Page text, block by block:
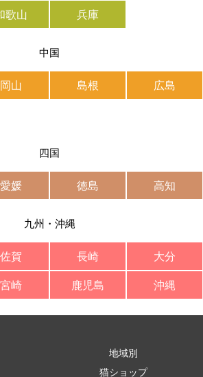
歌山 兵庫
中国
岡山 島根
広島
四国
愛媛 徳島 高知
九州・沖縄
佐賀 長崎
大分
宮崎 鹿児島 沖縄
地域別
猫ショップ